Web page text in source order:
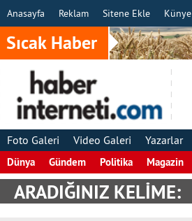
Anasayfa Reklam Sitene Ekle Künye
Sıcak Haber
Foto Galeri Video Galeri Yazarlar
Dünya Gündem Politika Magazin
ARADIĞINIZ KELİME: